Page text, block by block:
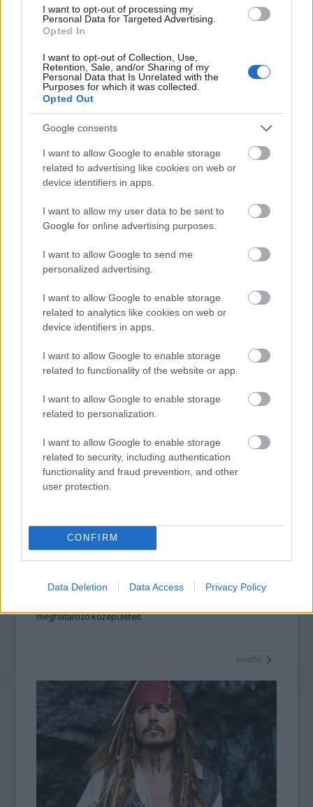
I want to opt-out of processing my
Personal Data for Targeted Advertising.
Opted In
I want to opt-out of Collection, Use,
Retention, Sale, and/or Sharing of my
Personal Data that Is Unrelated with the
Purposes for which it was collected.
Opted Out
Google consents
I want to allow Google to enable storage
related to advertising like cookies on web or
device identifiers in apps.
I want to allow my user data to be sent to
Google for online advertising purposes.
I want to allow Google to send me
personalized advertising.
I want to allow Google to enable storage
related to analytics like cookies on web or
device identifiers in apps.
I want to allow Google to enable storage
related to functionality of the website or app.
I want to allow Google to enable storage
related to personalization.
I want to allow Google to enable storage
related to security, including authentication
functionality and fraud prevention, and other
user protection.
CONFIRM
Data Deletion Data Access Privacy Policy
bár a Currents elsőre nem üt nagyot, idővel szépen
elhessegeti a panaszfelhőket.
tovább
Komoly baleset érte a zenészt koncert
közben
2015. 06. 15.|Kultúrpart
Michael Cliffordaz ausztrál zenekar, aFive Seconds of
Summergitárosa londoni, a Wembley-benadott koncertjük
közbenszerzett súlyos sérüléseket.
tovább
Megdöbbentő fényjelenség tűnt fel az
éjszakában
Elképesztő fények, különleges, semmihez nem hasonlítható
meghatározó középületeit.
tovább